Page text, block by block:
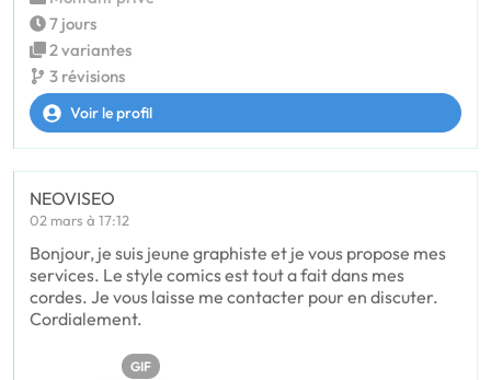
7 jours
2 variantes
3 révisions
Voir le profil
NEOVISEO
02 mars à 17:12
Bonjour, je suis jeune graphiste et je vous propose mes
services. Le style comics est tout a fait dans mes
cordes. Je vous laisse me contacter pour en discuter.
Cordialement.
GIF